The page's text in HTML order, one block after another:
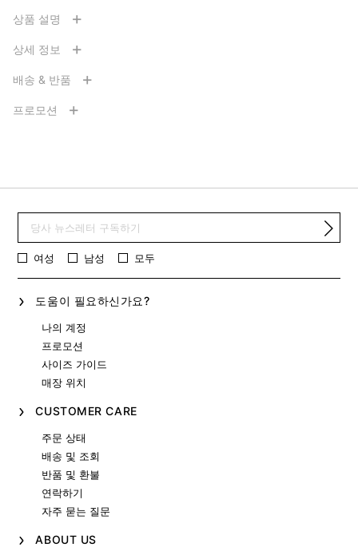
상품 설명
상세 정보
배송 & 반품
프로모션
여성 남성 모두
도움이 필요하신가요?
나의 계정
프로모션
사이즈 가이드
매장 위치
CUSTOMER CARE
주문 상태
배송 및 조회
반품 및 환불
연락하기
자주 묻는 질문
ABOUT US